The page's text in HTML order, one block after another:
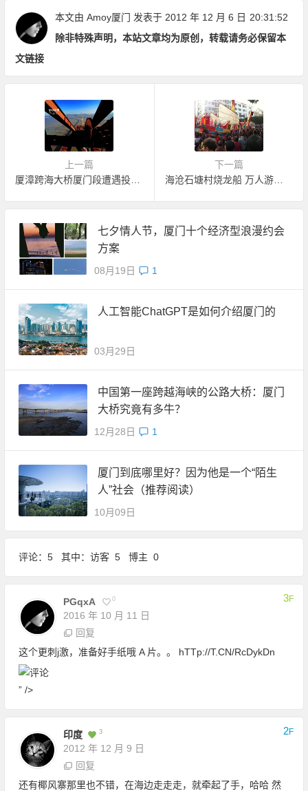
本文由 Amoy厦门 发表于 2012 年 12 月 6 日 20:31:52
除非特殊声明，本站文章均为原创，转载请务必保留本
文链接
上一篇
厦漳跨海大桥厦门段遭遇投标人联合罢标
下一篇
海沧石塘村烧龙船 万人游街锣鼓喧天
七夕情人节，厦门十个经济型浪漫约会
方案
08月19日 1
人工智能ChatGPT是如何介绍厦门的
03月29日
中国第一座跨越海峡的公路大桥：厦门
大桥究竟有多牛？
12月28日 1
厦门到底哪里好？因为他是一个“陌生
人”社会（推荐阅读）
10月09日
评论：5 其中：访客 5 博主 0
PGqxA 0
2016 年 10 月 11 日
3F
回复
这个更刺j激，准备好手纸哦 A 片。。 hTTp://T.CN/RcDykDn
” />
印度 3
2012 年 12 月 9 日
2F
回复
还有椰风寨那里也不错，在海边走走走，就牵起了手，哈哈 然